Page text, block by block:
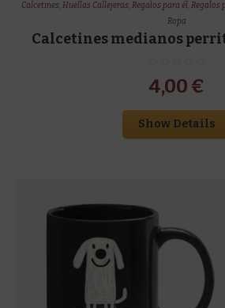
Calcetines,Huellas Callejeras,Regalos para él,Regalos
Ropa
Calcetines medianos
4,00 €
Show Details